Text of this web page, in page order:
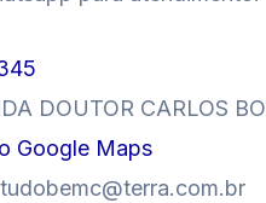
DOUTOR CARLOS
Google Maps
tudobemc@terra.com.br